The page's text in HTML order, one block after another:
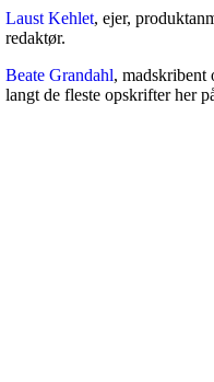
Laust Kehlet, ejer,
redaktør.
Beate Grandahl, madskribent
langt de fleste opskrifter her